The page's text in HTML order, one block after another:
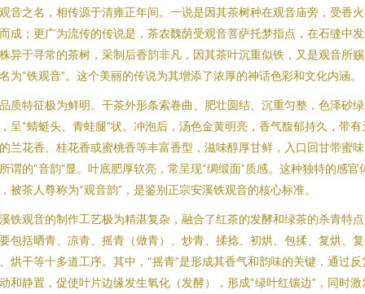
音之名，相传源于清雍正年间。一说是因其茶树种在观音庙旁，受香
成；更广为流传的传说是，茶农魏荫受观音菩萨托梦指点，在石缝中
异于寻常的茶树，采制后香韵非凡，因其茶叶沉重似铁，又是观音所
为“铁观音”。这个美丽的传说为其增添了浓厚的神话色彩和文化内涵。
质特征极为鲜明。干茶外形条索卷曲、肥壮圆结、沉重匀整，色泽砂
呈“蜻蜓头、青蛙腿”状。冲泡后，汤色金黄明亮，香气馥郁持久，带有
兰花香、桂花香或蜜桃香等丰富香型，滋味醇厚甘鲜，入口回甘带蜜
谓的“音韵”显。叶底肥厚软亮，常呈现“绸缎面”质感。这种独特的感官
被茶人尊称为“观音韵”，是鉴别正宗安溪铁观音的核心标准。
铁观音的制作工艺极为精湛复杂，融合了红茶的发酵和绿茶的杀青特
包括晒青、凉青、摇青（做青）、炒青、揉捻、初烘、包揉、复烘、
烘干等十多道工序。其中，“摇青”是形成其香气和韵味的关键，通过反
和静置，促使叶片边缘发生氧化（发酵），形成“绿叶红镶边”，同时激